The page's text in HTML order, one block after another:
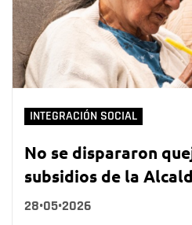
INTEGRACIÓN SOCIAL
No se dispararon
subsidios de la
28•05•2026